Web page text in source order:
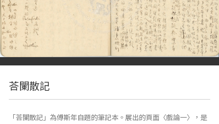
荅闌散記
「荅闌散記」為傅斯年自題的筆記本。展出的頁面〈戲論一〉，是